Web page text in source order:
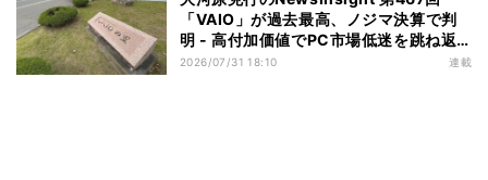
「VAIO」が過去最高、ノジマ決算で判
明 - 高付加価値でPC市場低迷を跳ね返
す
2026/07/31 18:10 連載